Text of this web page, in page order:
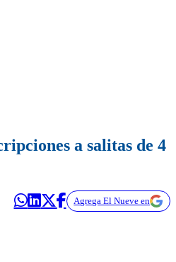
a salitas de 4
Agrega El Nueve en